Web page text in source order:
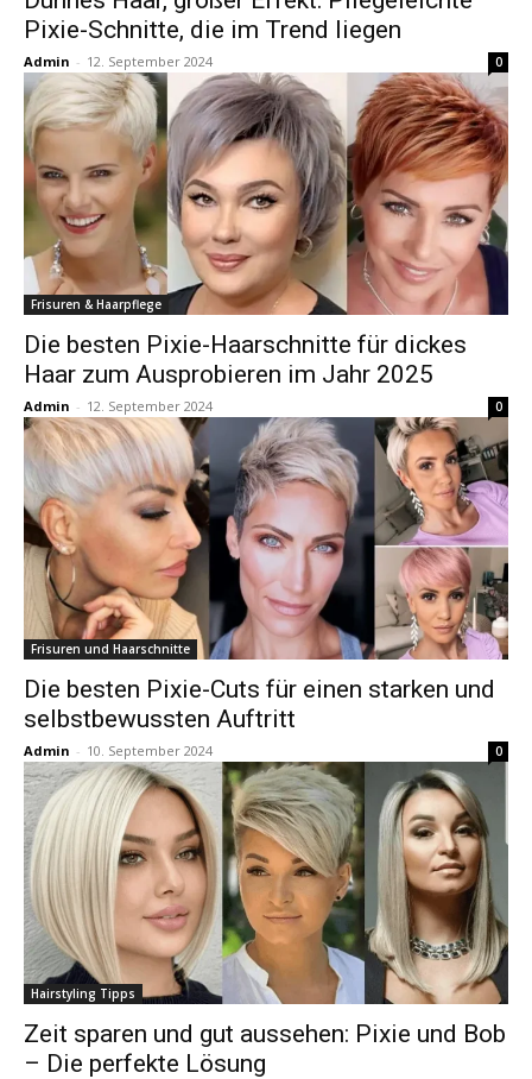
Pixie-Schnitte, die im Trend liegen
Admin - 12. September 2024 0
Frisuren & Haarpflege
Die besten Pixie-Haarschnitte für dickes
Haar zum Ausprobieren im Jahr 2025
Admin - 12. September 2024 0
Frisuren und Haarschnitte
Die besten Pixie-Cuts für einen starken und
selbstbewussten Auftritt
Admin - 10. September 2024 0
Hairstyling Tipps
Zeit sparen und gut aussehen: Pixie und Bob
– Die perfekte Lösung